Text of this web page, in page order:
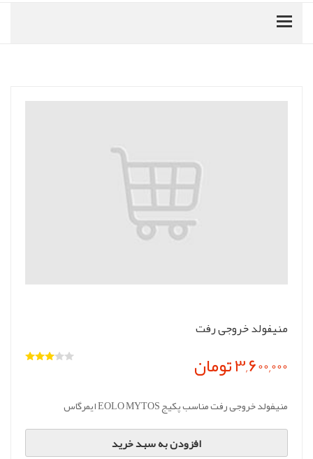
منیفولد خروجی رفت
3,600,000 تومان
منیفولد خروجی رفت مناسب پکیج EOLO MYTOS ایمرگاس
افزودن به سبد خرید